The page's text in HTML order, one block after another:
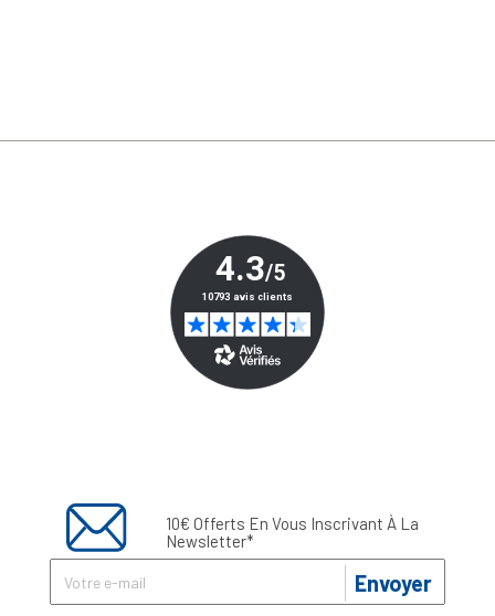
10€ Offerts En Vous Inscrivant À La
Newsletter*
Envoyer